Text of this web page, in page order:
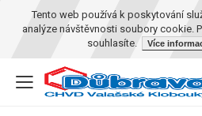
Tento web používá k poskytování
analýze návštěvnosti soubory cookie.
souhlasíte.
Více